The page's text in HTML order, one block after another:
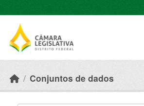
Conjuntos de dados